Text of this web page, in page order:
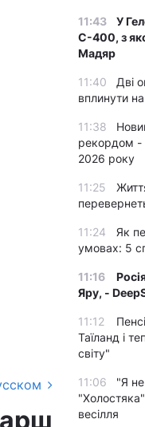
11:43
У
С-400, з
Мадяр
11:40
Дві
вплинути
11:38
рекордом -
2026 року
11:25
11:24
Як
умовах: 5
11:16
Яру, -
11:12
Таїланд і
світу"
11:06
"Я
весілля